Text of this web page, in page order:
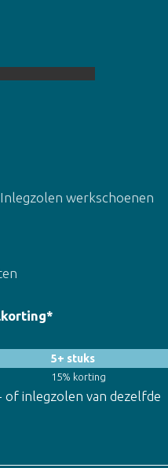
Inlegzolen werkschoenen
5+ stuks
15% korting
of inlegzolen van dezelfde